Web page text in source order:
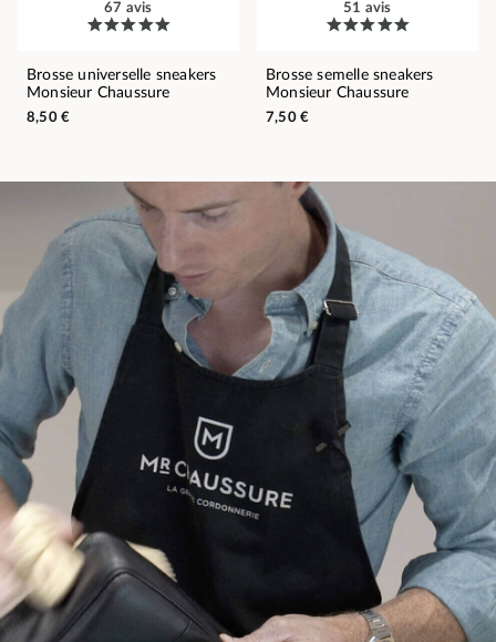
67 avis
Brosse universelle sneakers
Monsieur Chaussure
8,50 €
51 avis
Brosse semelle sneakers
Monsieur Chaussure
7,50 €